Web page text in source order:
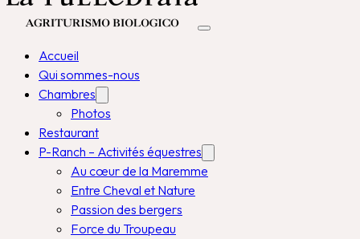
Accueil
Qui sommes-nous
Chambres
Photos
Restaurant
P-Ranch – Activités équestres
Au cœur de la Maremme
Entre Cheval et Nature
Passion des bergers
Force du Troupeau